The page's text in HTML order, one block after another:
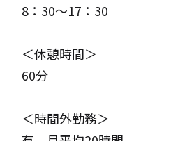
8：30～17：30
＜休憩時間＞
60分
＜時間外勤務＞